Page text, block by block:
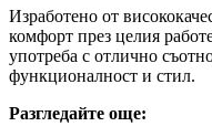
Изработено от
комфорт през целия
употреба с отлично
функционалност и стил.
Разгледайте още: